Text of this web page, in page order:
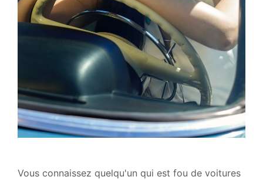
Vous connaissez quelqu'un qui est fou de voitures